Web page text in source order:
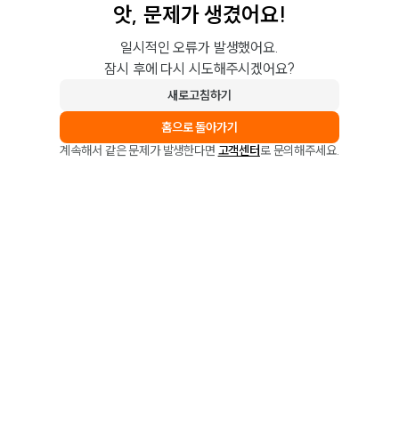
앗, 문제가 생겼어요!
일시적인 오류가 발생했어요.
잠시 후에 다시 시도해주시겠어요?
새로고침하기
홈으로 돌아가기
계속해서 같은 문제가 발생한다면 고객센터로 문의해주세요.